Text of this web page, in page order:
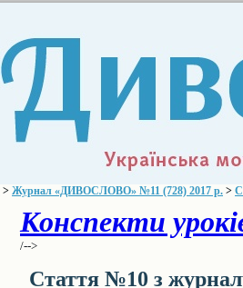
> Журнал «ДИВОСЛОВО» №11 (728) 2017 р. >
Конспекти
/-->
Стаття №10 з